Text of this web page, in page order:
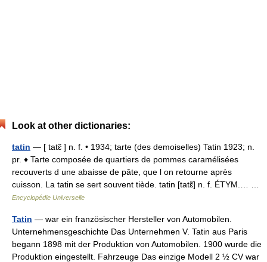
Look at other dictionaries:
tatin — [ tatɛ̃ ] n. f. • 1934; tarte (des demoiselles) Tatin 1923; n.
pr. ♦ Tarte composée de quartiers de pommes caramélisées
recouverts d une abaisse de pâte, que l on retourne après
cuisson. La tatin se sert souvent tiède. tatin [tatɛ̃] n. f. ÉTYM.… …
Encyclopédie Universelle
Tatin — war ein französischer Hersteller von Automobilen.
Unternehmensgeschichte Das Unternehmen V. Tatin aus Paris
begann 1898 mit der Produktion von Automobilen. 1900 wurde die
Produktion eingestellt. Fahrzeuge Das einzige Modell 2 ½ CV war